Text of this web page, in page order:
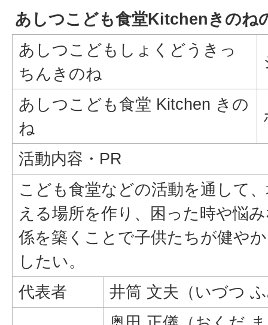
あしつこども食堂Kitchenきのね
あしつこどもしょくどうきっ
ちんきのね
あしつこども食堂 Kitchen きの
ね
活動内容・PR
こども食堂などの活動を通して
える場所を作り、困った時や悩
係を築くことで子供たちが健や
したい。
代表者
井筒 文夫（いづつ